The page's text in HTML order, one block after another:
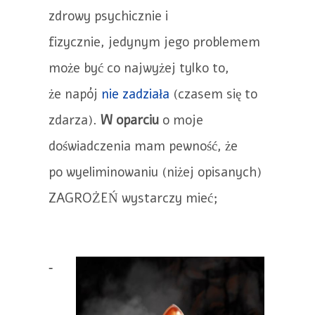
zdrowy psychicznie i
fizycznie, jedynym jego problemem
może być co najwyżej tylko to,
że napój nie zadziała (czasem się to
zdarza). W oparciu o moje
doświadczenia mam pewność, że
po wyeliminowaniu (niżej opisanych)
ZAGROŻEŃ wystarczy mieć;
-